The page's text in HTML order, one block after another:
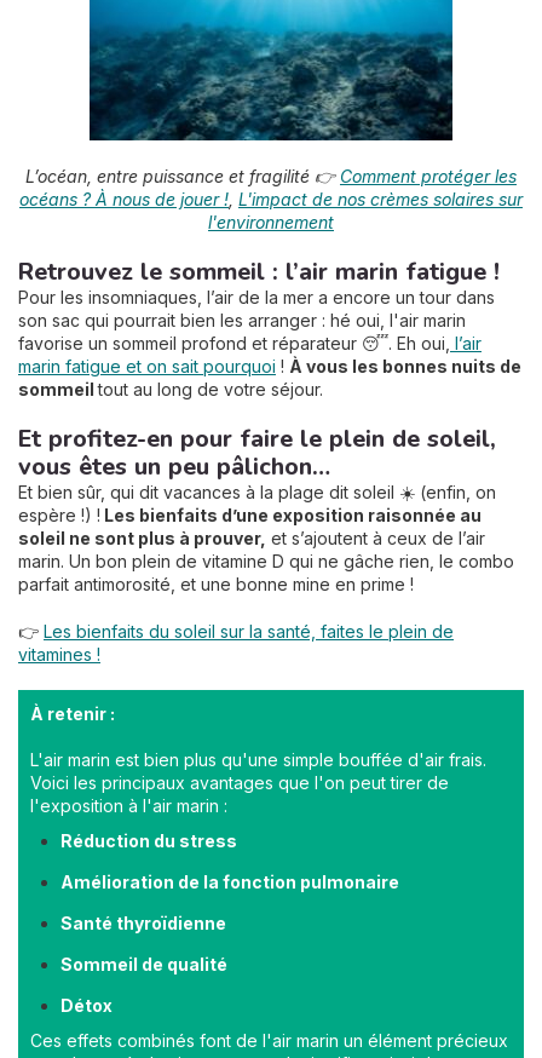
L’océan, entre puissance et fragilité 👉 Comment protéger les
océans ? À nous de jouer ! L'impact de nos crèmes solaires sur
l'environnement
Retrouvez le sommeil : l’air marin fatigue !
Pour les insomniaques, l’air de la mer a encore un tour dans
son sac qui pourrait bien les arranger : hé oui, l'air marin
favorise un sommeil profond et réparateur 😴. Eh oui, l’air
marin fatigue et on sait pourquoi ! À vous les bonnes nuits de
sommeiltout au long de votre séjour.
Et profitez-en pour faire le plein de soleil,
vous êtes un peu pâlichon…
Et bien sûr, qui dit vacances à la plage dit soleil ☀️ (enfin, on
espère !) ! Les bienfaits d’une exposition raisonnée au
soleil ne sont plus à prouver, et s’ajoutent à ceux de l’air
marin. Un bon plein de vitamine D qui ne gâche rien, le combo
parfait antimorosité, et une bonne mine en prime !
👉 Les bienfaits du soleil sur la santé, faites le plein de
vitamines !
À retenir :
L'air marin est bien plus qu'une simple bouffée d'air frais.
Voici les principaux avantages que l'on peut tirer de
l'exposition à l'air marin :
Réduction du stress
Amélioration de la fonction pulmonaire
Santé thyroïdienne
Sommeil de qualité
Détox
Ces effets combinés font de l'air marin un élément précieux